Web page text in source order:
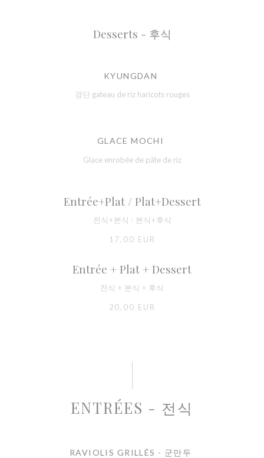
Desserts - 후식
KYUNGDAN
경단 gateau de riz haricots rouges
GLACE MOCHI
Glace enrobée de pâte de riz
Entrée+Plat / Plat+Dessert
전식+본식 / 본식+후식
17,00 EUR
Entrée + Plat + Dessert
전식 + 본식 + 후식
20,00 EUR
ENTRÉES - 전식
RAVIOLIS GRILLÉS - 군만두